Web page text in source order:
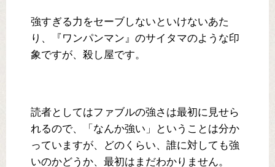
強すぎる力をセーブしないといけないあた
り、『ワンパンマン』のサイタマのような印
象ですが、殺し屋です。
読者としてはファブルの強さは最初に見せら
れるので、「なんか強い」ということは分か
っていますが、どのくらい、誰に対しても強
いのかどうか、最初はまだわかりません。